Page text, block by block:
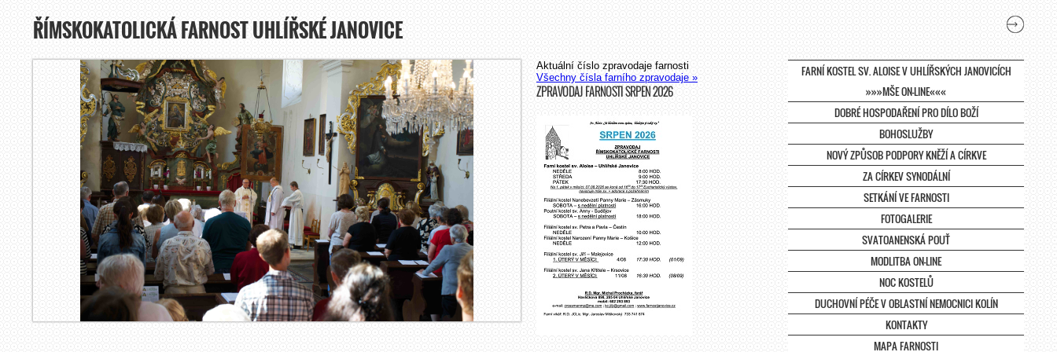
ŘÍMSKOKATOLICKÁ FARNOST UHLÍŘSKÉ JANOVICE
Aktuální číslo zpravodaje farnosti
Všechny čísla farního zpravodaje »
ZPRAVODAJ FARNOSTI SRPEN 2026
FARNÍ KOSTEL SV. ALOISE V UHLÍŘSKÝCH JANOVICÍCH
»»»MŠE ON-LINE«««
DOBRÉ HOSPODAŘENÍ PRO DÍLO BOŽÍ
BOHOSLUŽBY
NOVÝ ZPŮSOB PODPORY KNĚŽÍ A CÍRKVE
ZA CÍRKEV SYNODÁLNÍ
SETKÁNÍ VE FARNOSTI
FOTOGALERIE
SVATOANENSKÁ POUŤ
MODLITBA ON-LINE
NOC KOSTELŮ
DUCHOVNÍ PÉČE V OBLASTNÍ NEMOCNICI KOLÍN
KONTAKTY
MAPA FARNOSTI